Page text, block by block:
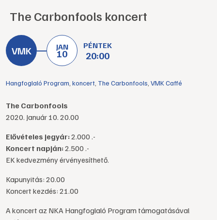
The Carbonfools koncert
JAN
10
PÉNTEK
20:00
Hangfoglaló Program koncert The Carbonfools VMK Caffé
The Carbonfools
2020. Január 10. 20.00
Elővételes jegyár:2.000 .-
Koncert napján:2.500 .-
EK kedvezmény érvényesíthető.
Kapunyitás: 20.00
Koncert kezdés: 21.00
A koncert az NKA Hangfoglaló Program támogatásával